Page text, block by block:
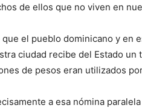
de ellos que no viven en
que el pueblo dominicano y en
ciudad recibe del Estado
de pesos eran utilizados
a esa nómina